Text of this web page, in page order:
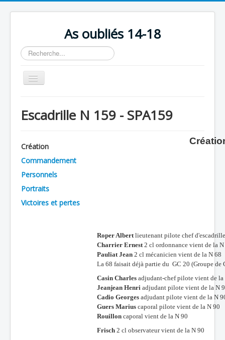
As oubliés 14-18
Rechercher
Basculer
la
Chronologie
Avions
Personnels
Formation
Escadrille N 159 - SPA159
Création
Commandement
Personnels
Portraits
Victoires et pertes
Roper Albertlieutenant pilote chef
Charrier Ernest2 cl ordonnance vient de la
Pauliat Jean 2 cl mécanicien vient de la N 68
La 68 faisait déjà partie du GC 20 (Groupe de
Casin Charles adjudant-chef pilote vient de la
Jeanjean Henri adjudant pilote vient de la N
Cadio Georges adjudant pilote vient de la N
Guers Marius caporal pilote vient de la N 90
Rouillon caporal vient de la N 90
Frisch 2 cl observateur vient de la N 90